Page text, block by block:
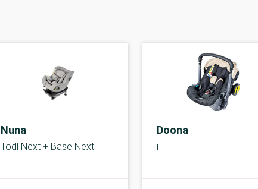
Nuna
Todl Next + Base Next
Doona
i